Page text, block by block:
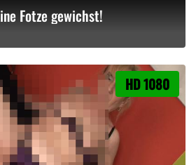
Fotze gewichst!
HD 1080